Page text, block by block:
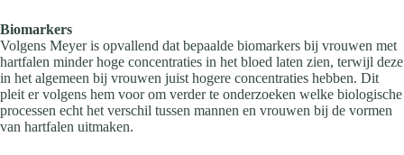
Biomarkers
Volgens Meyer is opvallend dat bepaalde biomarkers bij vrouwen met
hartfalen minder hoge concentraties in het bloed laten zien, terwijl deze
in het algemeen bij vrouwen juist hogere concentraties hebben. Dit
pleit er volgens hem voor om verder te onderzoeken welke biologische
processen echt het verschil tussen mannen en vrouwen bij de vormen
van hartfalen uitmaken.